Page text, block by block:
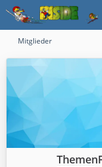
Mitglieder